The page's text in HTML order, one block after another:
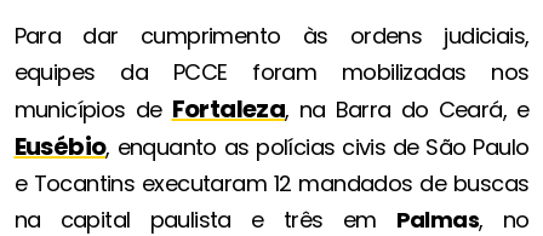
Para dar cumprimento às ordens judiciais,
equipes da PCCE foram mobilizadas nos
municípios de Fortaleza, na Barra do Ceará, e
Eusébio, enquanto as polícias civis de São Paulo
e Tocantins executaram 12 mandados de buscas
na capital paulista e três em Palmas, no